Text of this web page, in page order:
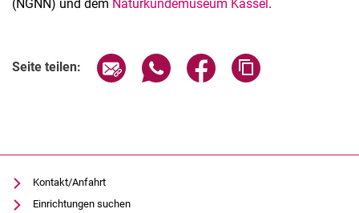
(NGNN) und dem Naturkundemuseum Kassel .
Seite teilen: Seite über E-Mail teilen
Seite über WhatsApp teilen
Seite über Facebook
Kontakt/Anfahrt
Einrichtungen suchen